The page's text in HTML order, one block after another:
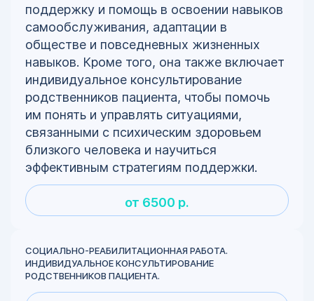
поддержку и помощь в освоении навыков
самообслуживания, адаптации в
обществе и повседневных жизненных
навыков. Кроме того, она также включает
индивидуальное консультирование
родственников пациента, чтобы помочь
им понять и управлять ситуациями,
связанными с психическим здоровьем
близкого человека и научиться
эффективным стратегиям поддержки.
от 6500 р.
СОЦИАЛЬНО-РЕАБИЛИТАЦИОННАЯ РАБОТА.
ИНДИВИДУАЛЬНОЕ КОНСУЛЬТИРОВАНИЕ
РОДСТВЕННИКОВ ПАЦИЕНТА.